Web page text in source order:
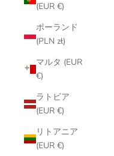
(EUR €)
ポーランド
(PLN zł)
マルタ (EUR
€)
ラトビア
(EUR €)
リトアニア
(EUR €)